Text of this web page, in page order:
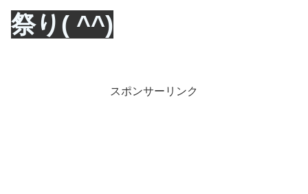
祭り( ^^)
スポンサーリンク